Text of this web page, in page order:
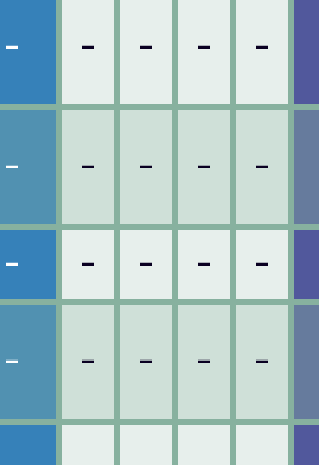
– – – – –
– – – – –
– – – – –
– – – – –